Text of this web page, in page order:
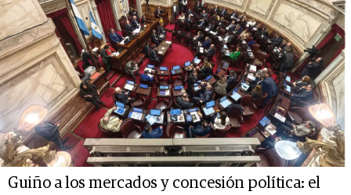
Guiño a los mercados y concesión política: el